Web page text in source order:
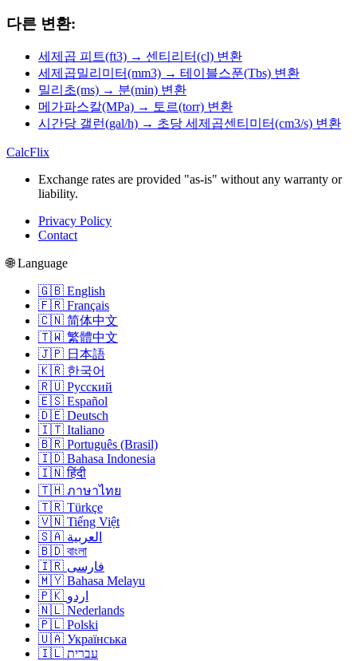
다른 변환:
세제곱 피트(ft3) → 센티리터(cl) 변환
세제곱밀리미터(mm3) → 테이블스푼(Tbs) 변환
밀리초(ms) → 분(min) 변환
메가파스칼(MPa) → 토르(torr) 변환
시간당 갤런(gal/h) → 초당 세제곱센티미터(cm3/s) 변환
CalcFlix
Exchange rates are provided "as-is" without any warranty or
liability.
Privacy Policy
Contact
🌐 Language
🇬🇧 English
🇫🇷 Français
🇨🇳 简体中文
🇹🇼 繁體中文
🇯🇵 日本語
🇰🇷 한국어
🇷🇺 Русский
🇪🇸 Español
🇩🇪 Deutsch
🇮🇹 Italiano
🇧🇷 Português (Brasil)
🇮🇩 Bahasa Indonesia
🇮🇳 हिंदी
🇹🇭 ภาษาไทย
🇹🇷 Türkçe
🇻🇳 Tiếng Việt
🇸🇦 العربية
🇧🇩 বাংলা
🇮🇷 فارسی
🇲🇾 Bahasa Melayu
🇵🇰 اردو
🇳🇱 Nederlands
🇵🇱 Polski
🇺🇦 Українська
🇮🇱 עברית